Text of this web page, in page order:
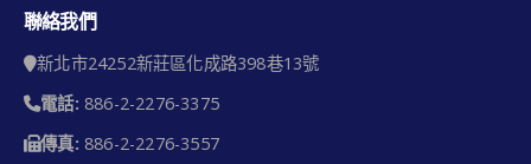
聯絡我們
新北市24252新莊區化成路398巷13號
電話: 886-2-2276-3375
傳真: 886-2-2276-3557